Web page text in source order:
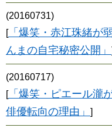
(20160731)
[「爆笑・赤江珠緒が
んまの自宅秘密公開」 ]
(20160717)
[「爆笑・ピエール瀧
俳優転向の理由」 ]